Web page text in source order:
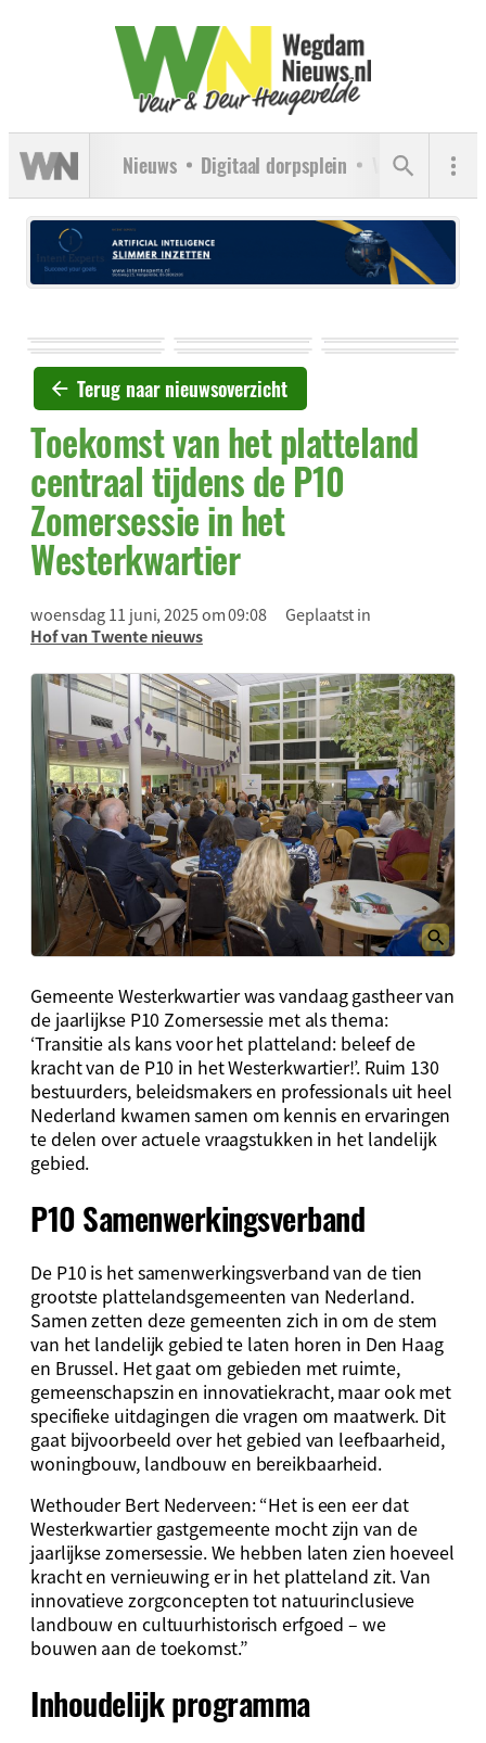
Nieuws Digitaal dorpsplein Verenigingen
Terug naar nieuwsoverzicht
Toekomst van het platteland
centraal tijdens de P10
Zomersessie in het
Westerkwartier
woensdag 11 juni, 2025 om 09:08
Geplaatst in
Hof van Twente nieuws
Gemeente Westerkwartier was vandaag gastheer van
de jaarlijkse P10 Zomersessie met als thema:
‘Transitie als kans voor het platteland: beleef de
kracht van de P10 in het Westerkwartier!’. Ruim 130
bestuurders, beleidsmakers en professionals uit heel
Nederland kwamen samen om kennis en ervaringen
te delen over actuele vraagstukken in het landelijk
gebied.
P10 Samenwerkingsverband
De P10 is het samenwerkingsverband van de tien
grootste plattelandsgemeenten van Nederland.
Samen zetten deze gemeenten zich in om de stem
van het landelijk gebied te laten horen in Den Haag
en Brussel. Het gaat om gebieden met ruimte,
gemeenschapszin en innovatiekracht, maar ook met
specifieke uitdagingen die vragen om maatwerk. Dit
gaat bijvoorbeeld over het gebied van leefbaarheid,
woningbouw, landbouw en bereikbaarheid.
Wethouder Bert Nederveen: “Het is een eer dat
Westerkwartier gastgemeente mocht zijn van de
jaarlijkse zomersessie. We hebben laten zien hoeveel
kracht en vernieuwing er in het platteland zit. Van
innovatieve zorgconcepten tot natuurinclusieve
landbouw en cultuurhistorisch erfgoed – we
bouwen aan de toekomst.”
Inhoudelijk programma